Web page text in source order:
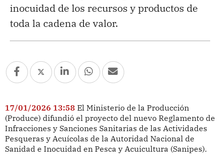
inocuidad de los recursos y productos de
toda la cadena de valor.
17/01/2026 13:58 El Ministerio de la Producción
(Produce) difundió el proyecto del nuevo Reglamento de
Infracciones y Sanciones Sanitarias de las Actividades
Pesqueras y Acuícolas de la Autoridad Nacional de
Sanidad e Inocuidad en Pesca y Acuicultura (Sanipes).